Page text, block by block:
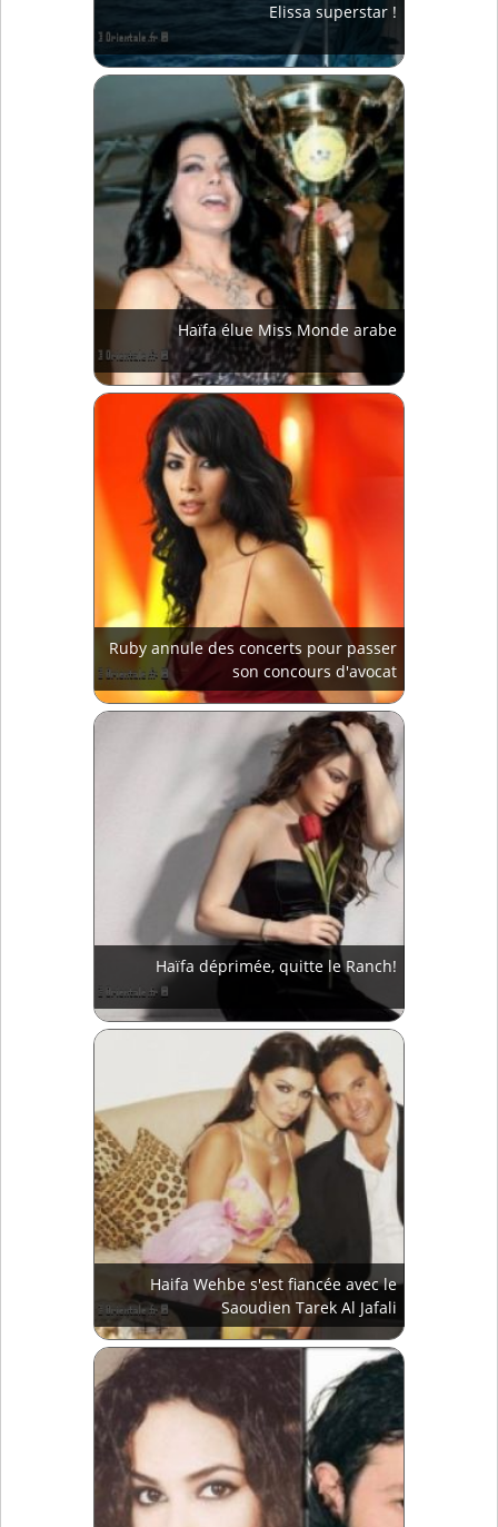
Elissa superstar !
Haïfa élue Miss Monde arabe
Ruby annule des concerts pour passer
son concours d'avocat
Haïfa déprimée, quitte le Ranch!
Haifa Wehbe s'est fiancée avec le
Saoudien Tarek Al Jafali